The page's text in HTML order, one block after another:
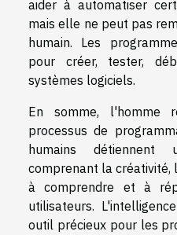
aider à automatiser
mais elle ne peut pas
humain. Les
pour créer, tester,
systèmes logiciels.
En somme, l'homme
processus de
humains détiennent
comprenant la
à comprendre et à
utilisateurs.
outil précieux pour les